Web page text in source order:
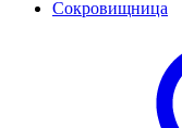
Сокровищница